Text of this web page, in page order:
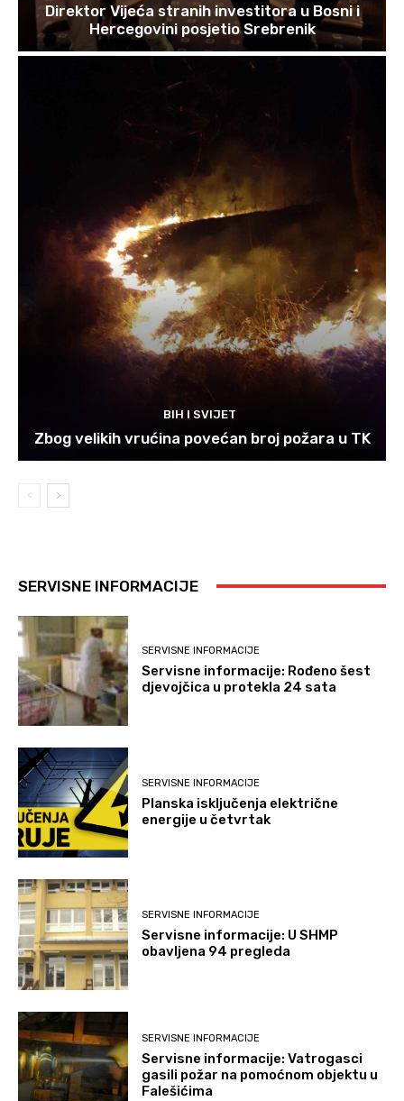
Direktor Vijeća stranih investitora u Bosni i
Hercegovini posjetio Srebrenik
BIH I SVIJET
Zbog velikih vrućina povećan broj požara u TK
SERVISNE INFORMACIJE
SERVISNE INFORMACIJE
Servisne informacije: Rođeno šest
djevojčica u protekla 24 sata
SERVISNE INFORMACIJE
Planska isključenja električne
energije u četvrtak
SERVISNE INFORMACIJE
Servisne informacije: U SHMP
obavljena 94 pregleda
SERVISNE INFORMACIJE
Servisne informacije: Vatrogasci
gasili požar na pomoćnom objektu u
Falešićima